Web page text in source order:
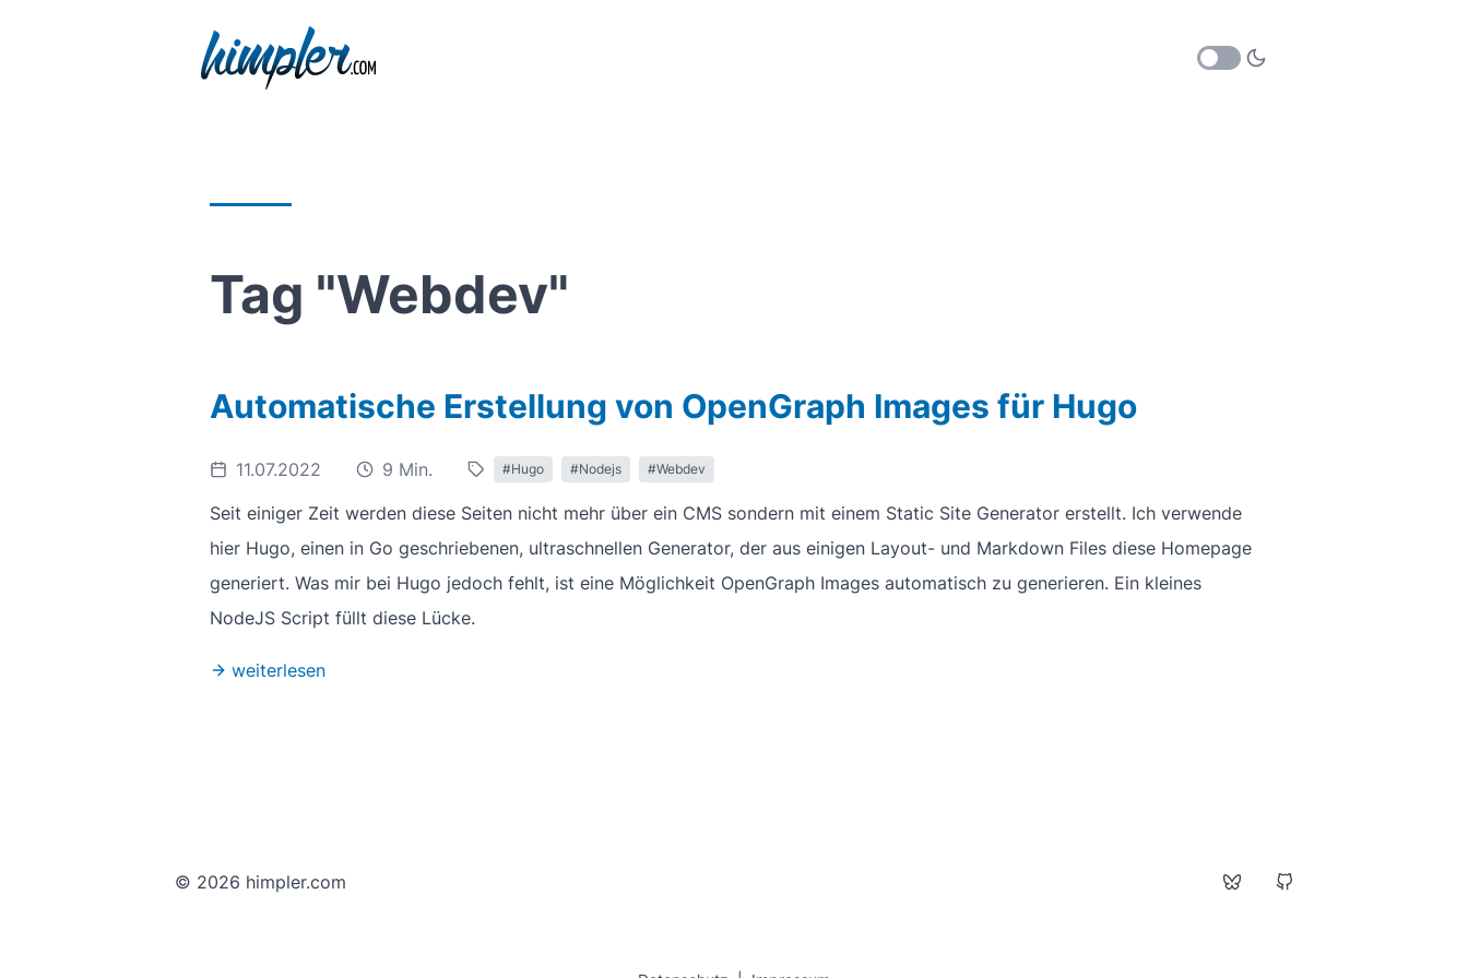
Tag "Webdev"
Automatische Erstellung von OpenGraph Images für Hugo
11.07.2022 9 Min. #Hugo #Nodejs #Webdev
Seit einiger Zeit werden diese Seiten nicht mehr über ein CMS sondern mit einem Static Site Generator erstellt. Ich verwende
hier Hugo, einen in Go geschriebenen, ultraschnellen Generator, der aus einigen Layout- und Markdown Files diese Homepage
generiert. Was mir bei Hugo jedoch fehlt, ist eine Möglichkeit OpenGraph Images automatisch zu generieren. Ein kleines
NodeJS Script füllt diese Lücke.
weiterlesen
© 2026 himpler.com